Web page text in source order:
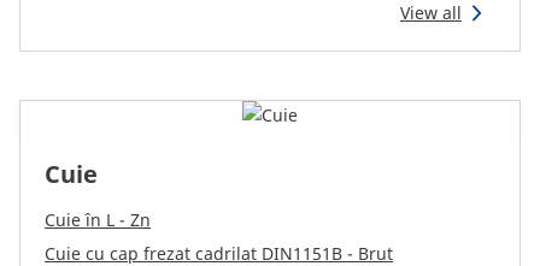
View all
Cuie
Cuie în L - Zn
Cuie cu cap frezat cadrilat DIN1151B - Brut